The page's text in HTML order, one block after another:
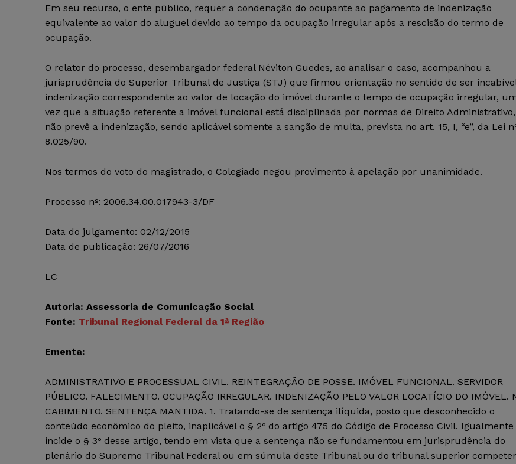
Em seu recurso, o ente público, requer a condenação do ocupante ao pagamento de indenização
equivalente ao valor do aluguel devido ao tempo da ocupação irregular após a rescisão do termo de
ocupação.
O relator do processo, desembargador federal Néviton Guedes, ao analisar o caso, acompanhou a
jurisprudência do Superior Tribunal de Justiça (STJ) que firmou orientação no sentido de ser
indenização correspondente ao valor de locação do imóvel durante o tempo de ocupação irregular,
vez que a situação referente a imóvel funcional está disciplinada por normas de Direito
não prevê a indenização, sendo aplicável somente a sanção de multa, prevista no art. 15, I, “e”, da Lei
8.025/90.
Nos termos do voto do magistrado, o Colegiado negou provimento à apelação por unanimidade.
Processo nº: 2006.34.00.017943-3/DF
Data do julgamento: 02/12/2015
Data de publicação: 26/07/2016
LC
Autoria: Assessoria de Comunicação Social
Fonte: Tribunal Regional Federal da 1ª Região
Ementa:
ADMINISTRATIVO E PROCESSUAL CIVIL. REINTEGRAÇÃO DE POSSE. IMÓVEL FUNCIONAL. SERVIDOR
PÚBLICO. FALECIMENTO. OCUPAÇÃO IRREGULAR. INDENIZAÇÃO PELO VALOR LOCATÍCIO DO IMÓVEL.
CABIMENTO. SENTENÇA MANTIDA. 1. Tratando-se de sentença ilíquida, posto que desconhecido o
conteúdo econômico do pleito, inaplicável o § 2º do artigo 475 do Código de Processo Civil. Igualmente
incide o § 3º desse artigo, tendo em vista que a sentença não se fundamentou em jurisprudência do
plenário do Supremo Tribunal Federal ou em súmula deste Tribunal ou do tribunal superior